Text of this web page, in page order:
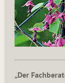
„Der